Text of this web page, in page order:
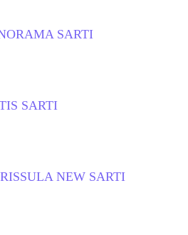
SARTI
SARTI
NEW SARTI